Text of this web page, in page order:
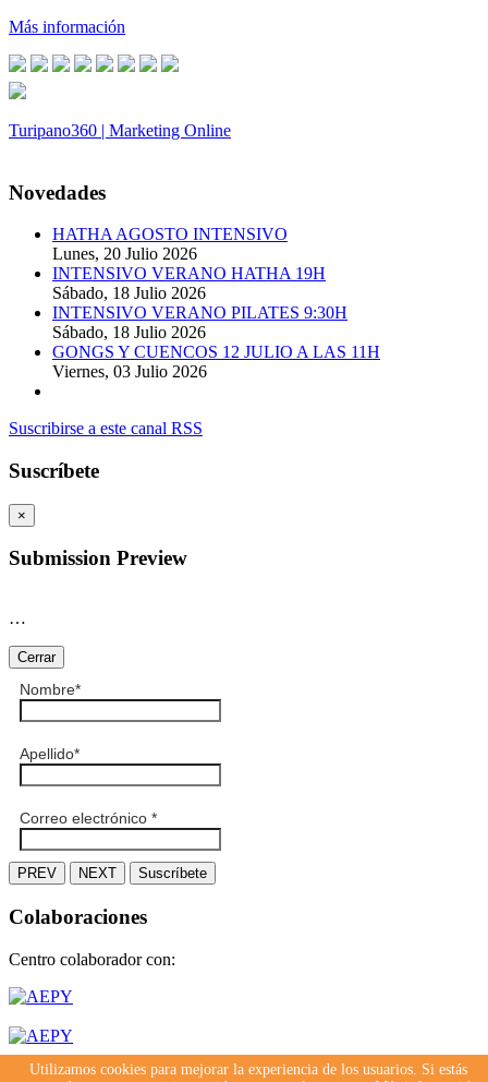
Utilizamos cookies para mejorar la experiencia de los usuarios. Si estás
Más información
Turipano360 | Marketing Online
Novedades
HATHA AGOSTO INTENSIVO
Lunes, 20 Julio 2026
INTENSIVO VERANO HATHA 19H
Sábado, 18 Julio 2026
INTENSIVO VERANO PILATES 9:30H
Sábado, 18 Julio 2026
GONGS Y CUENCOS 12 JULIO A LAS 11H
Viernes, 03 Julio 2026
Suscribirse a este canal RSS
Suscríbete
×
Submission Preview
…
Cerrar
Nombre*
Apellido*
Correo electrónico *
PREV NEXT Suscríbete
Colaboraciones
Centro colaborador con: